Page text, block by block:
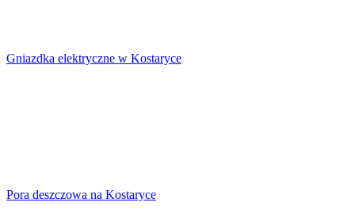
Gniazdka elektryczne w Kostaryce
Pora deszczowa na Kostaryce